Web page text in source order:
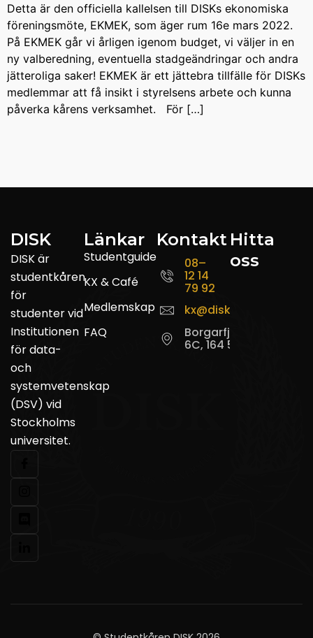
Detta är den officiella kallelsen till DISKs ekonomiska
föreningsmöte, EKMEK, som äger rum 16e mars 2022.
På EKMEK går vi årligen igenom budget, vi väljer in en
ny valberedning, eventuella stadgeändringar och andra
jätteroliga saker! EKMEK är ett jättebra tillfälle för DISKs
medlemmar att få insikt i styrelsens arbete och kunna
påverka kårens verksamhet. För […]
DISK
DISK är
studentkåren
för
studenter vid
Institutionen
för data-
och
systemvetenskap
(DSV) vid
Stockholms
universitet.
Länkar
Studentguide
KX & Café
Medlemskap
FAQ
Kontakt
08–
12 14
79 92
kx@disk.su.se
Borgarfjordsgatan
6C, 164 55 Kista
Hitta
oss